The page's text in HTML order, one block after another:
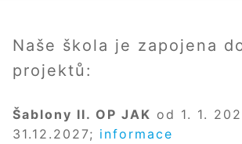
Naše škola je zapojena
projektů:
Šablony II. OP JAK od 1. 1.
31.12.2027; informace